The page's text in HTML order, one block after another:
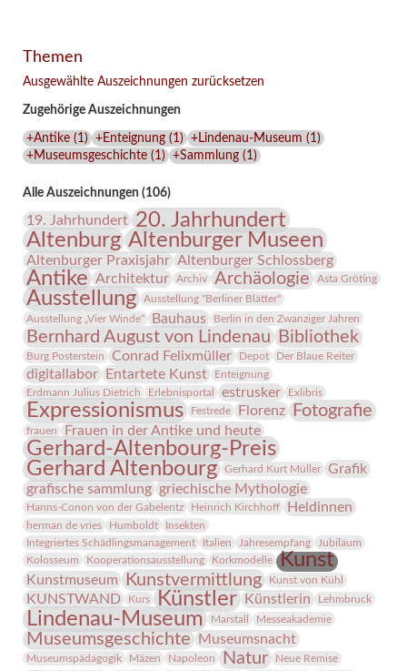
im
des
Lindenau-
Museums
Themen
Ausgewählte Auszeichnungen zurücksetzen
Zugehörige Auszeichnungen
+Antike(1 ) +Enteignung(1 ) +Lindenau-Museum (1 )
+Museumsgeschichte(1 ) +Sammlung(1 )
Alle Auszeichnungen (106)
19. Jahrhundert 20. Jahrhundert
Altenburg Altenburger Museen
Altenburger Praxisjahr Altenburger Schlossberg
Antike Architektur Archiv Archäologie Asta Gröting
Ausstellung
Ausstellung "Berliner Blätter"
Ausstellung „Vier Winde“
Bauhaus Berlin in den Zwanziger Jahren
Bernhard August von Lindenau Bibliothek
Burg Posterstein Conrad Felixmüller Depot Der Blaue Reiter
digitallabor Entartete Kunst
Enteignung
Erdmann Julius Dietrich
Erlebnisportal estrusker Exlibris
Expressionismus Festrede Florenz Fotografie
frauen Frauen in der Antike und heute
Gerhard-Altenbourg-Preis
Gerhard Altenbourg
Gerhard Kurt Müller
Grafik
grafische sammlung griechische Mythologie
Hanns-Conon von der Gabelentz Heinrich Kirchhoff Heldinnen
herman de vries Humboldt
Insekten
Integriertes Schädlingsmanagement
Italien Jahresempfang
Jubiläum
Kolosseum
Kooperationsausstellung Korkmodelle Kunst
Kunstmuseum Kunstvermittlung Kunst von Kühl
KUNSTWAND Kurs Künstler Künstlerin Lehmbruck
Lindenau-Museum Marstall Messeakademie
Museumsgeschichte Museumsnacht
Museumspädagogik Mäzen Napoleon Natur
Neue Remise